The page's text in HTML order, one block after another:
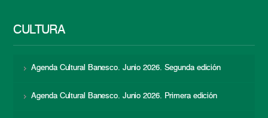
CULTURA
Agenda Cultural Banesco. Junio 2026. Segunda edición
Agenda Cultural Banesco. Junio 2026. Primera edición